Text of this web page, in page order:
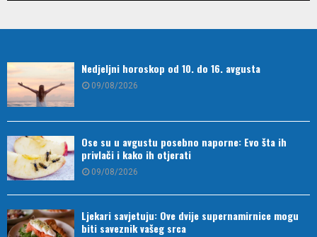
Nedjeljni horoskop od 10. do 16. avgusta
09/08/2026
Ose su u avgustu posebno naporne: Evo šta ih
privlači i kako ih otjerati
09/08/2026
Ljekari savjetuju: Ove dvije supernamirnice mogu
biti saveznik vašeg srca